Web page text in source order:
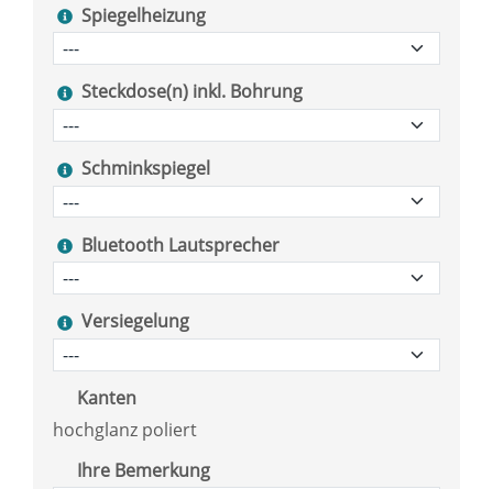
Spiegelheizung
Steckdose(n) inkl. Bohrung
Schminkspiegel
Bluetooth Lautsprecher
Versiegelung
Kanten
hochglanz poliert
Ihre Bemerkung